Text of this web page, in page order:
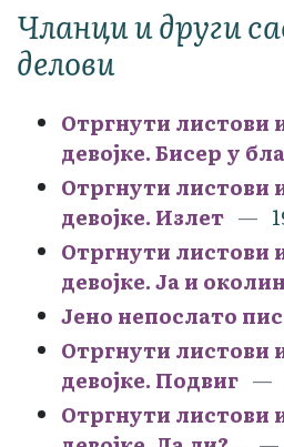
Чланци и други
делови
Отргнути листови
девојке. Бисер у
Отргнути листови
девојке. Излет
Отргнути листови
девојке. Ја и
Јено непослато
Отргнути листови
девојке. Подвиг
Отргнути листови